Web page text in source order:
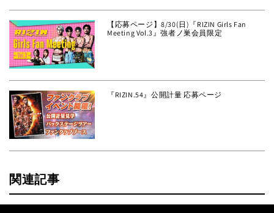
【応募ページ】8/30(日)『RIZIN Girls Fan
Meeting Vol.3』強者ノ巣会員限定
『RIZIN.54』公開計量 応募ページ
関連記事